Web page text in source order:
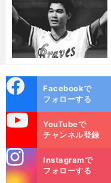
ok
Facebookで
フォローする
YouTubeで
チャンネル登録
m
Instagramで
フォローする